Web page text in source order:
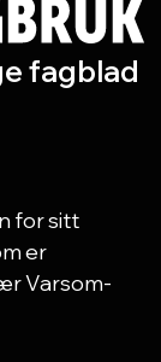
fagblad
for sitt
er
Varsom-